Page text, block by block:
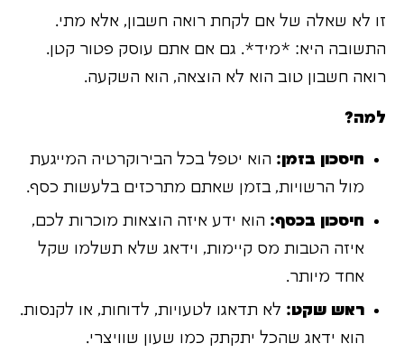
זו לא שאלה של אם לקחת רואה חשבון, אלא מתי.
התשובה היא: *מיד*. גם אם אתם עוסק פטור קטן.
רואה חשבון טוב הוא לא הוצאה, הוא השקעה.
למה?
חיסכון בזמן: הוא יטפל בכל הבירוקרטיה המייגעת
מול הרשויות, בזמן שאתם מתרכזים בלעשות כסף.
חיסכון בכסף: הוא ידע איזה הוצאות מוכרות לכם,
איזה הטבות מס קיימות, וידאג שלא תשלמו שקל
אחד מיותר.
ראש שקט: לא תדאגו לטעויות, לדוחות, או לקנסות.
הוא ידאג שהכל יתקתק כמו שעון שוויצרי.